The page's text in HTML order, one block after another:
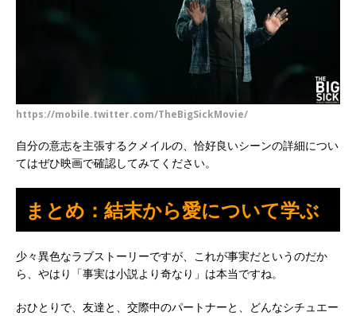
https://mobile.twitter.com/TheBigSickMovie/
自分の意志を主張するクメイルの、恰好良いシーンの詳細につい
てはぜひ映画で確認してみてください。
まとめ：結末から愛について学ぶ
少々異色なラブストーリーですが、これが事実だというのだか
ら、やはり「事実は小説より奇なり」は本当ですね。
おひとりで、友達と、交際中のパートナーと、どんなシチュエー